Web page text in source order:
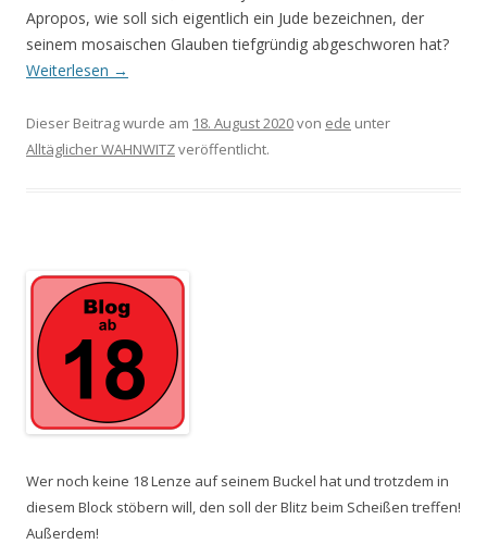
Apropos, wie soll sich eigentlich ein Jude bezeichnen, der
seinem mosaischen Glauben tiefgründig abgeschworen hat?
Weiterlesen →
Dieser Beitrag wurde am 18. August 2020von ede unter
Alltäglicher WAHNWITZveröffentlicht.
Wer noch keine 18 Lenze auf seinem Buckel hat und trotzdem in
diesem Block stöbern will, den soll der Blitz beim Scheißen treffen!
Außerdem!